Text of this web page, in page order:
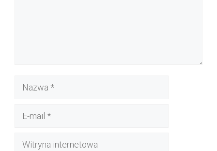
Nazwa
Witryna